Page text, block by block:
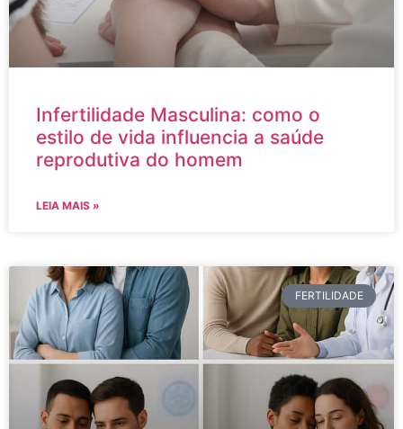
Infertilidade Masculina: como o
estilo de vida influencia a saúde
reprodutiva do homem
LEIA MAIS »
FERTILIDADE